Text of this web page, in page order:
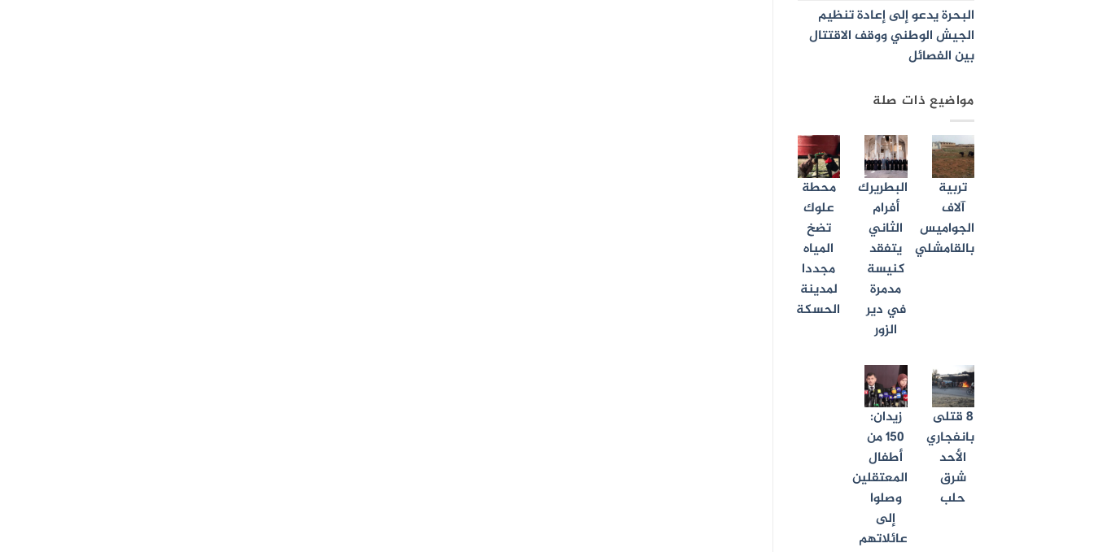
البحرة يدعو إلى إعادة تنظيم
الجيش الوطني ووقف الاقتتال
بين الفصائل
مواضيع ذات صلة
تربية
آلاف
الجواميس
بالقامشلي
البطريرك
أفرام
الثاني
يتفقد
كنيسة
مدمرة
في دير
الزور
محطة
علوك
تضخ
المياه
مجددا
لمدينة
الحسكة
8 قتلى
بانفجاري
الأحد
شرق
حلب
زيدان:
150 من
أطفال
المعتقلين
وصلوا
إلى
عائلاتهم